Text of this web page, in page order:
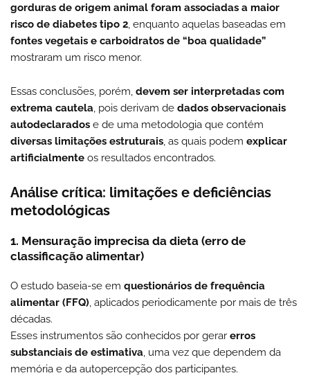
gorduras de origem animal foram associadas a maior
risco de diabetes tipo 2, enquanto aquelas baseadas em
fontes vegetais e carboidratos de “boa qualidade”
mostraram um risco menor.
Essas conclusões, porém, devem ser interpretadas com
extrema cautela, pois derivam de dados observacionais
autodeclarados e de uma metodologia que contém
diversas limitações estruturais, as quais podem explicar
artificialmente os resultados encontrados.
Análise crítica: limitações e deficiências
metodológicas
1. Mensuração imprecisa da dieta (erro de
classificação alimentar)
O estudo baseia-se em questionários de frequência
alimentar (FFQ), aplicados periodicamente por mais de três
décadas.
Esses instrumentos são conhecidos por gerar erros
substanciais de estimativa, uma vez que dependem da
memória e da autopercepção dos participantes.